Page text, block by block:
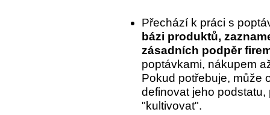
Přechází k práci s
bázi produktů,
zásadních podpěr
poptávkami, nákupem
Pokud potřebuje, může
definovat jeho
"kultivovat".